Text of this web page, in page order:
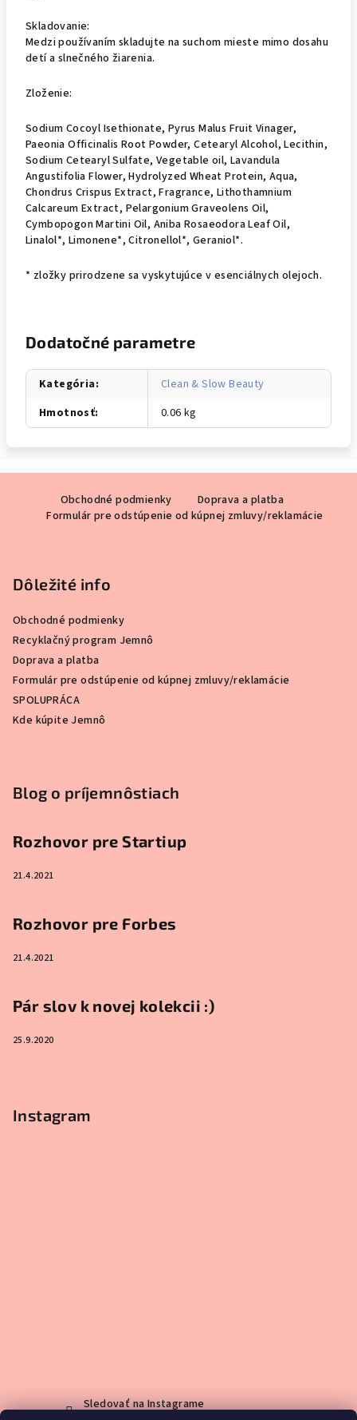
Skladovanie:
Medzi používaním skladujte na suchom mieste mimo dosahu
detí a slnečného žiarenia.
Zloženie:
Sodium Cocoyl Isethionate, Pyrus Malus Fruit Vinager,
Paeonia Officinalis Root Powder, Cetearyl Alcohol, Lecithin,
Sodium Cetearyl Sulfate, Vegetable oil, Lavandula
Angustifolia Flower, Hydrolyzed Wheat Protein, Aqua,
Chondrus Crispus Extract, Fragrance, Lithothamnium
Calcareum Extract, Pelargonium Graveolens Oil,
Cymbopogon Martini Oil, Aniba Rosaeodora Leaf Oil,
Linalol*, Limonene*, Citronellol*, Geraniol*.
* zložky prirodzene sa vyskytujúce v esenciálnych olejoch.
Dodatočné parametre
Kategória:
Clean & Slow Beauty
Hmotnosť: 0.06 kg
Obchodné podmienky
Doprava a platba
Formulár pre odstúpenie od kúpnej zmluvy/reklamácie
Dôležité info
Obchodné podmienky
Recyklačný program Jemnô
Doprava a platba
Formulár pre odstúpenie od kúpnej zmluvy/reklamácie
SPOLUPRÁCA
Kde kúpite Jemnô
Blog o príjemnôstiach
Rozhovor pre Startiup
21.4.2021
Rozhovor pre Forbes
21.4.2021
Pár slov k novej kolekcii :)
25.9.2020
Instagram
Sledovať na Instagrame